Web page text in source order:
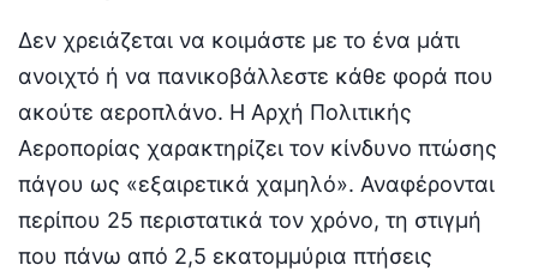
Δεν χρειάζεται να κοιμάστε με το ένα μάτι
ανοιχτό ή να πανικοβάλλεστε κάθε φορά που
ακούτε αεροπλάνο. Η Αρχή Πολιτικής
Αεροπορίας χαρακτηρίζει τον κίνδυνο πτώσης
πάγου ως «εξαιρετικά χαμηλό». Αναφέρονται
περίπου 25 περιστατικά τον χρόνο, τη στιγμή
που πάνω από 2,5 εκατομμύρια πτήσεις